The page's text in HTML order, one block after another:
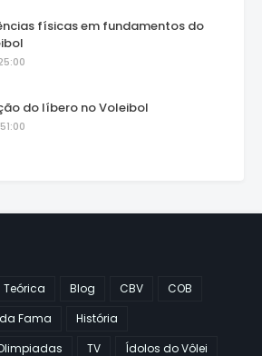
físicas em fundamentos do
do líbero no Voleibol
Teórica Blog CBV
COB
Fama
História
TV Ídolos do Vôlei